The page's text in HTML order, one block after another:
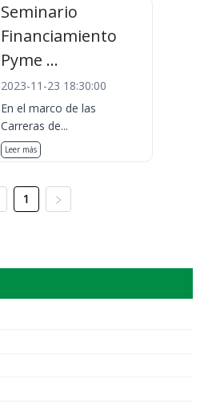
Seminario
Financiamiento
Pyme ...
2023-11-23 18:30:00
En el marco de las
Carreras de...
Leer más
1